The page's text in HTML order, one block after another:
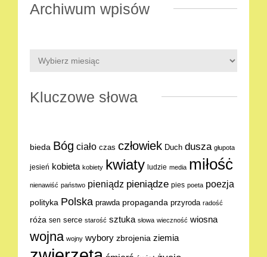
Archiwum wpisów
Kluczowe słowa
bieda Bóg ciało czas człowiek Duch dusza głupota
jesień kobieta kobiety kwiaty ludzie media miłośċ
nienawiść państwo pieniądz pieniądze pies poeta poezja
polityka Polska prawda propaganda przyroda radość
róża sen serce starość sztuka słowa wieczność wiosna
wojna wojny wybory zbrojenia ziemia